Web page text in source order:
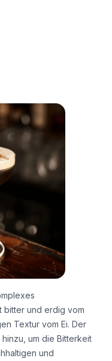
bitter und erdig vom
Textur vom Ei. Der
um die Bitterkeit
und